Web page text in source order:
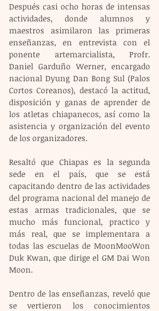
Después casi ocho horas de intensas
actividades, donde alumnos y
maestros asimilaron las primeras
enseñanzas, en entrevista con el
ponente artemarcialista, Profr.
Daniel Garduño Werner, encargado
nacional Dyung Dan Bong Sul (Palos
Cortos Coreanos), destacó la actitud,
disposición y ganas de aprender de
los atletas chiapanecos, así como la
asistencia y organización del evento
de los organizadores.
Resaltó que Chiapas es la segunda
sede en el país, que se está
capacitando dentro de las actividades
del programa nacional del manejo de
estas armas tradicionales, que se
mucho más funcional, practico y
más real, que se implementara a
todas las escuelas de MoonMooWon
Duk Kwan, que dirige el GM Dai Won
Moon.
Dentro de las enseñanzas, reveló que
se vertieron los conocimientos